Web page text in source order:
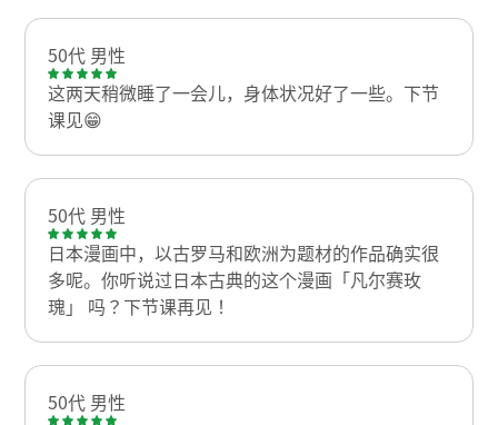
50代 男性
这两天稍微睡了一会儿，身体状况好了一些。下节
课见😁
50代 男性
日本漫画中，以古罗马和欧洲为题材的作品确实很
多呢。你听说过日本古典的这个漫画「凡尔赛玫
瑰」 吗？下节课再见！
50代 男性